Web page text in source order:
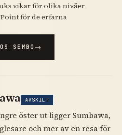
vikar för olika nivåer
för de erfarna
SEMBO
AVSKILT
öster ut ligger Sumbawa,
och mer av en resa för